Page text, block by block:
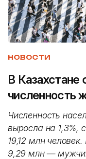
НОВОСТИ
В Казахстане
численность
Численность
выросла на 1,3%,
19,12 млн
9,29 млн —